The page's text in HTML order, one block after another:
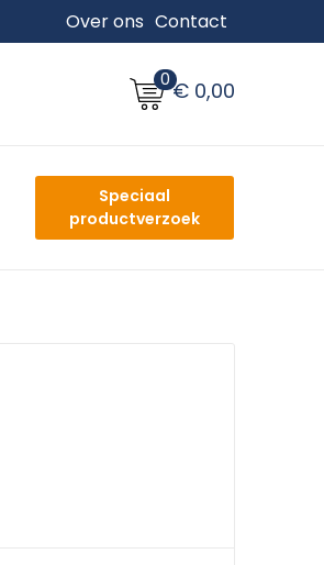
Over ons Contact
0€ 0,00
Speciaal
productverzoek